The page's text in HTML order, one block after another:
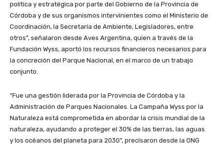
política y estratégica por parte del Gobierno de la Provincia de
Córdoba y de sus organismos intervinientes como el Ministerio de
Coordinación, la Secretaría de Ambiente, Legisladores, entre
otros”, señalaron desde Aves Argentina, quien a través de la
Fundación Wyss, aportó los recursos financieros necesarios para
la concreción del Parque Nacional, en el marco de un trabajo
conjunto.
“Fue una gestión liderada por la Provincia de Córdoba y la
Administración de Parques Nacionales. La Campaña Wyss por la
Naturaleza está comprometida en abordar la crisis mundial de la
naturaleza, ayudando a proteger el 30% de las tierras, las aguas
y los océanos del planeta para 2030”, precisaron desde la ONG